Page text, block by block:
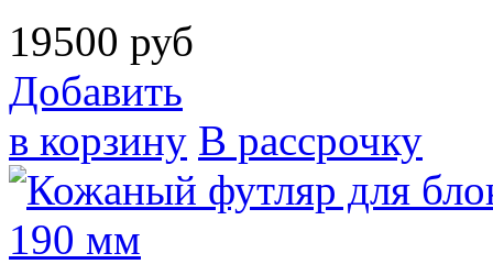
19500 руб
Добавить
в корзину В рассрочку